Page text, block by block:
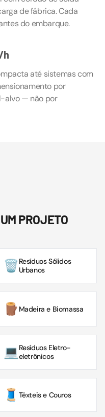
de fábrica. Cada
do embarque.
h
até sistemas com
por
alvo — não por
PROJETO
🗑️ Resíduos Sólidos
Urbanos
🪵 Madeira e Biomassa
💻 Resíduos Eletro-
eletrônicos
🧵 Têxteis e Couros